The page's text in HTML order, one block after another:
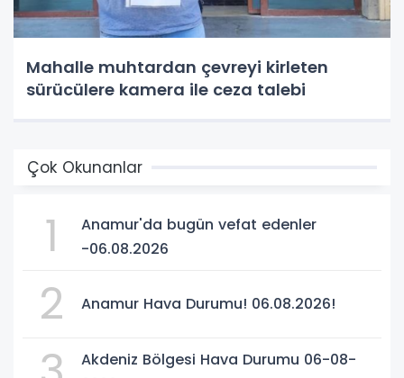
Mahalle muhtardan çevreyi kirleten
sürücülere kamera ile ceza talebi
Çok Okunanlar
1
Anamur'da bugün vefat edenler
-06.08.2026
2 Anamur Hava Durumu! 06.08.2026!
Akdeniz Bölgesi Hava Durumu 06-08-